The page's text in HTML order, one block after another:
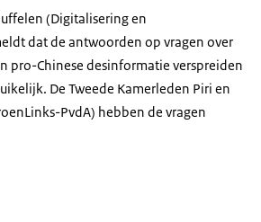
(Digitalisering en
dat de antwoorden op vragen over
pro-Chinese desinformatie verspreiden
De Tweede Kamerleden Piri en
PvdA) hebben de vragen